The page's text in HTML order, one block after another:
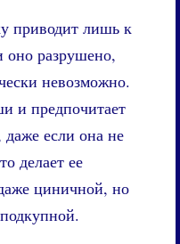
приводит лишь к
оно разрушено,
невозможно.
и предпочитает
даже если она не
делает ее
циничной, но